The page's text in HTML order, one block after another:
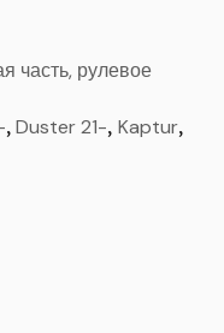
часть, рулевое
,Duster 21-, Kaptur,